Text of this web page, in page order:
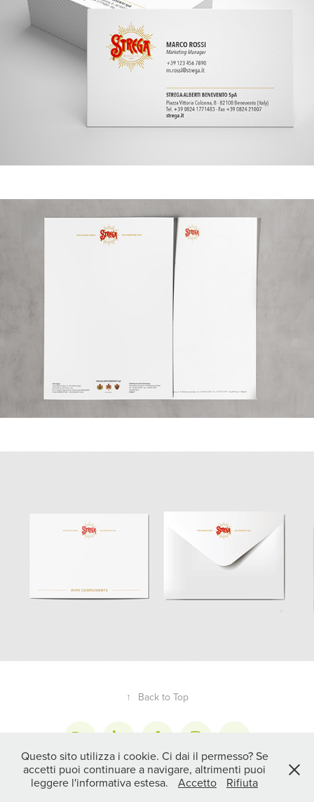
↑ Back to Top
PAOLA SERINO STUDIO| BENEVENTO |
INFO@PAOLASERINOSTUDIO.IT| P. IVA 015 838 506 21
Questo sito utilizza i cookie. Ci dai il permesso? Se
accetti puoi continuare a navigare, altrimenti puoi
leggere l'informativa estesa.
Accetto Rifiuta